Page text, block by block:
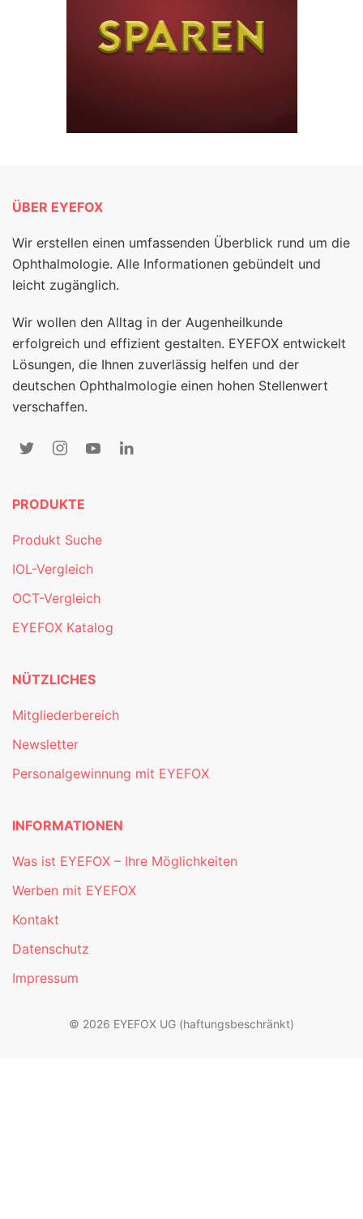
ÜBER EYEFOX
Wir erstellen einen umfassenden Überblick rund um die
Ophthalmologie. Alle Informationen gebündelt und
leicht zugänglich.
Wir wollen den Alltag in der Augenheilkunde
erfolgreich und effizient gestalten. EYEFOX entwickelt
Lösungen, die Ihnen zuverlässig helfen und der
deutschen Ophthalmologie einen hohen Stellenwert
verschaffen.
PRODUKTE
Produkt Suche
IOL-Vergleich
OCT-Vergleich
EYEFOX Katalog
NÜTZLICHES
Mitgliederbereich
Newsletter
Personalgewinnung mit EYEFOX
INFORMATIONEN
Was ist EYEFOX – Ihre Möglichkeiten
Werben mit EYEFOX
Kontakt
Datenschutz
Impressum
© 2026 EYEFOX UG (haftungsbeschränkt)